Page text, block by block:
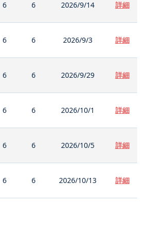
6 6 2026/9/14 詳細
6 6 2026/9/3 詳細
6 6 2026/9/29 詳細
6 6 2026/10/1 詳細
6 6 2026/10/5 詳細
6 6 2026/10/13 詳細